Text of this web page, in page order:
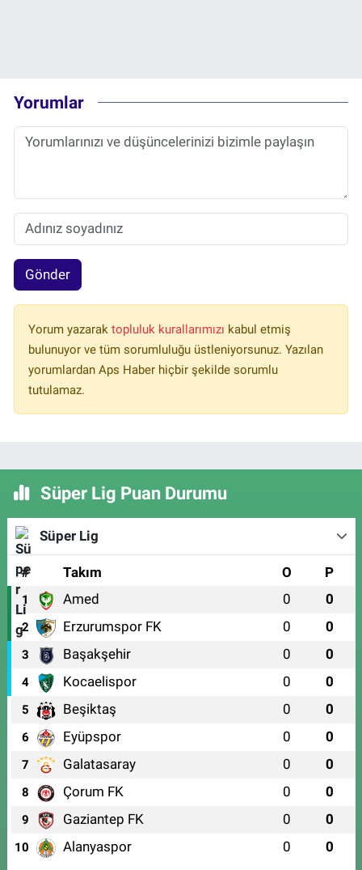
Yorumlar
Gönder
Yorum yazarak topluluk kurallarımızı kabul etmiş
bulunuyor ve tüm sorumluluğu üstleniyorsunuz. Yazılan
yorumlardan Aps Haber hiçbir şekilde sorumlu
tutulamaz.
Süper Lig Puan Durumu
Süper Lig
# Takım O P
1 Amed 0 0
2 Erzurumspor FK 0 0
3 Başakşehir 0 0
4 Kocaelispor 0 0
5 Beşiktaş 0 0
6 Eyüpspor 0 0
7 Galatasaray 0 0
8 Çorum FK 0 0
9 Gaziantep FK 0 0
10 Alanyaspor 0 0